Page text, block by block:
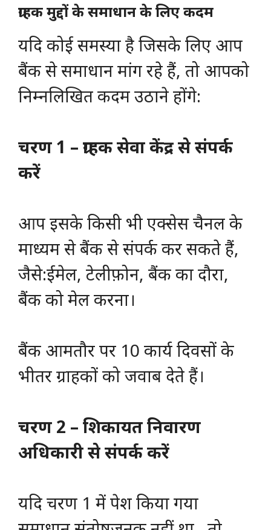
ग्राहक मुद्दों के समाधान के लिए कदम
यदि कोई समस्या है जिसके लिए आप
बैंक से समाधान मांग रहे हैं, तो आपको
निम्नलिखित कदम उठाने होंगे:
चरण 1 – ग्राहक सेवा केंद्र से संपर्क
करें
आप इसके किसी भी एक्सेस चैनल के
माध्यम से बैंक से संपर्क कर सकते हैं,
जैसे:ईमेल, टेलीफ़ोन, बैंक का दौरा,
बैंक को मेल करना।
बैंक आमतौर पर 10 कार्य दिवसों के
भीतर ग्राहकों को जवाब देते हैं।
चरण 2 – शिकायत निवारण
अधिकारी से संपर्क करें
यदि चरण 1 में पेश किया गया